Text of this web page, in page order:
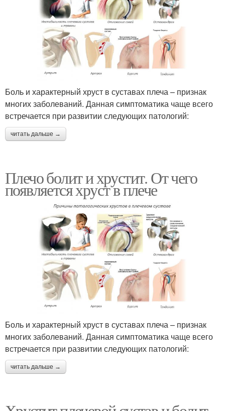
Боль и характерный хруст в суставах плеча – признак
многих заболеваний. Данная симптоматика чаще всего
встречается при развитии следующих патологий:
читать дальше →
Плечо болит и хрустит. От чего
появляется хруст в плече
Боль и характерный хруст в суставах плеча – признак
многих заболеваний. Данная симптоматика чаще всего
встречается при развитии следующих патологий:
читать дальше →